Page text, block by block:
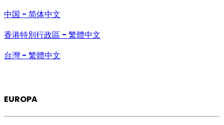
中国 - 简体中文
香港特別行政區 - 繁體中文
台灣 - 繁體中文
EUROPA